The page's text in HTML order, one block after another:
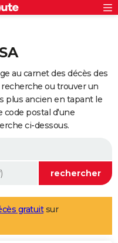
au carnet des décès des
recherche ou trouver un
plus ancien en tapant le
code postal d'une
ci-dessous.
gratuitsur